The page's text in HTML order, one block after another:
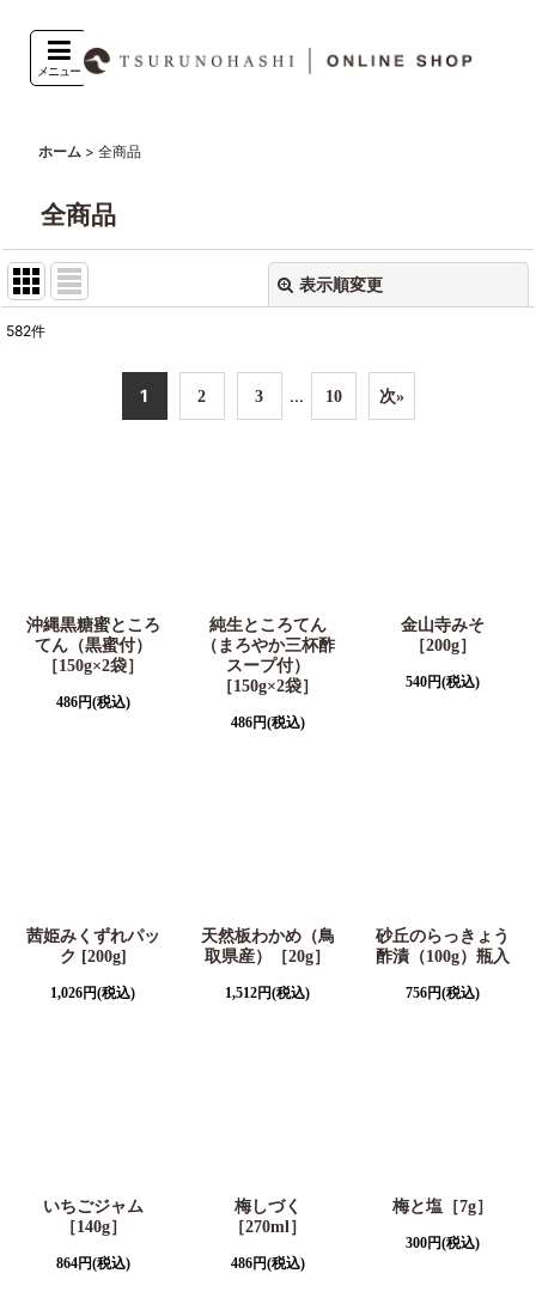
メニュー
ホーム > 全商品
全商品
表示順変更
582件
1 2 3 ... 10 次»
沖縄黒糖蜜ところ
てん（黒蜜付）
［150g×2袋］
486円(税込)
純生ところてん
（まろやか三杯酢
スープ付）
［150g×2袋］
486円(税込)
金山寺みそ
［200g］
540円(税込)
茜姫みくずれパッ
ク [200g]
1,026円(税込)
天然板わかめ（鳥
取県産）［20g］
1,512円(税込)
砂丘のらっきょう
酢漬（100g）瓶入
756円(税込)
いちごジャム
［140g］
864円(税込)
梅しづく
［270ml］
486円(税込)
梅と塩［7g］
300円(税込)